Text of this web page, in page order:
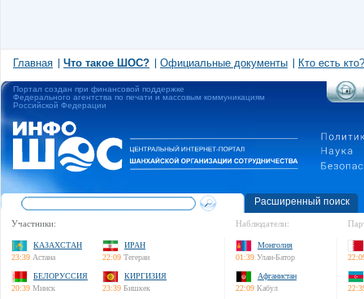
Главная Что такое ШОС? Официальные документы Кто есть кто?
Портал создан при финансовой поддержке
Федерального агентства по печати и массовым коммуникациям
Российской Федерации
Расширенный поиск
Участники:
КАЗАХСТАН
23:39 Астана
ИРАН
22:09 Тегеран
БЕЛОРУССИЯ
20:39 Минск
КИРГИЗИЯ
23:39 Бишкек
Наблюдатели:
Монголия
01:39 Улан-Батор
Афганистан
22:09 Кабул